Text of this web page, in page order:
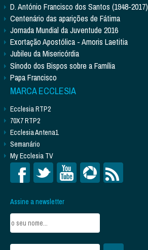
D. António Francisco dos Santos (1948-2017)
Centenário das aparições de Fátima
Jornada Mundial da Juventude 2016
Exortação Apostólica - Amoris Laetitia
Jubileu da Misericórdia
Sínodo dos Bispos sobre a Família
Papa Francisco
MARCA ECCLESIA
Ecclesia RTP2
70X7 RTP2
Ecclesia Antena1
Semanário
My Ecclesia TV
Assine a newsletter